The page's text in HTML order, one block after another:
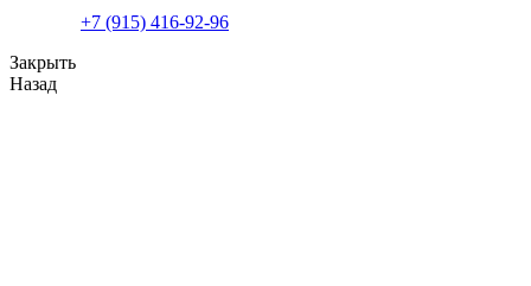
‭+7 (915) 416-92-96
Закрыть
Назад